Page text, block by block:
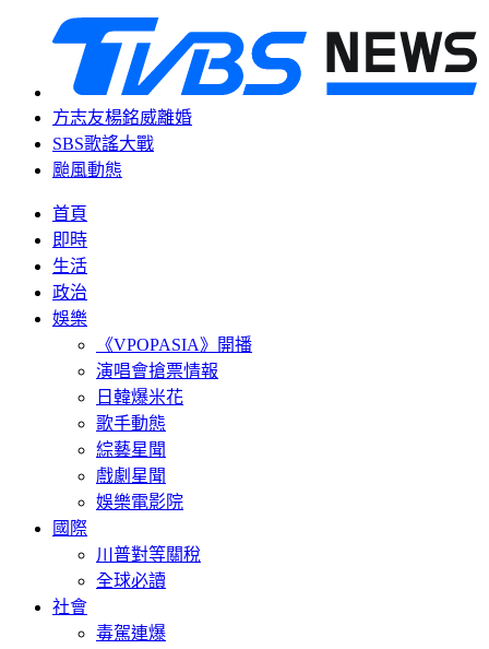
方志友楊銘威離婚
SBS歌謠大戰
颱風動態
首頁
即時
生活
政治
娛樂
《VPOPASIA》開播
演唱會搶票情報
日韓爆米花
歌手動態
綜藝星聞
戲劇星聞
娛樂電影院
國際
川普對等關稅
全球必讀
社會
毒駕連爆